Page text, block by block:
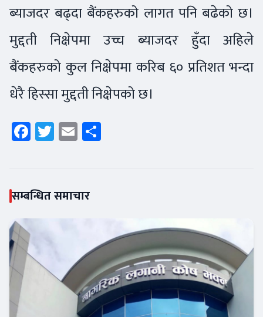
ब्याजदर बढ्दा बैंकहरुको लागत पनि बढेको छ।
मुद्दती निक्षेपमा उच्च ब्याजदर हुँदा अहिले
बैंकहरुको कुल निक्षेपमा करिब ६० प्रतिशत भन्दा
धेरै हिस्सा मुद्दती निक्षेपको छ।
Facebook
Twitter
Email
सम्बन्धित समाचार